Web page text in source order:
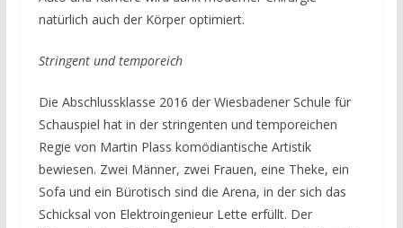
natürlich auch der Körper optimiert.
Stringent und temporeich
Die Abschlussklasse 2016 der Wiesbadener Schule für
Schauspiel hat in der stringenten und temporeichen
Regie von Martin Plass komödiantische Artistik
bewiesen. Zwei Männer, zwei Frauen, eine Theke, ein
Sofa und ein Bürotisch sind die Arena, in der sich das
Schicksal von Elektroingenieur Lette erfüllt. Der